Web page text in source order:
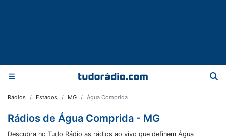
Rádios Estados MG Água Comprida
Rádios de Água Comprida - MG
Descubra no Tudo Rádio as rádios ao vivo que definem Água